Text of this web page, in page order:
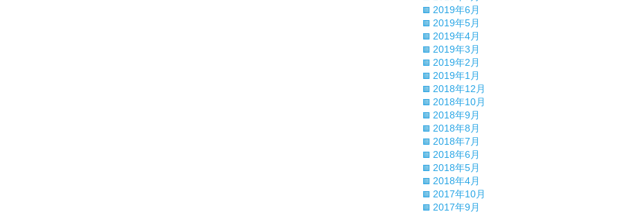
2019年6月
2019年5月
2019年4月
2019年3月
2019年2月
2019年1月
2018年12月
2018年10月
2018年9月
2018年8月
2018年7月
2018年6月
2018年5月
2018年4月
2017年10月
2017年9月